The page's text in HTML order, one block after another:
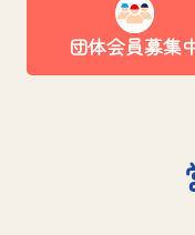
団体会員募集